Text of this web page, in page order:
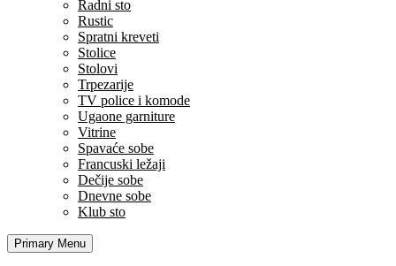
Radni sto
Rustic
Spratni kreveti
Stolice
Stolovi
Trpezarije
TV police i komode
Ugaone garniture
Vitrine
Spavaće sobe
Francuski ležaji
Dečije sobe
Dnevne sobe
Klub sto
Primary Menu